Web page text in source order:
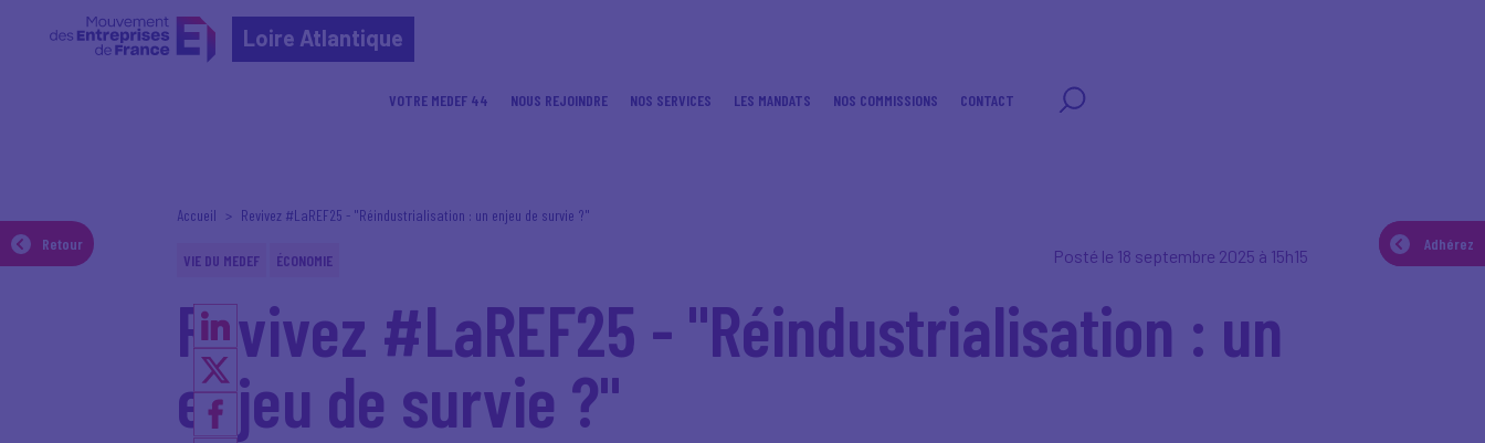
Loire Atlantique
VOTRE MEDEF 44 NOUS REJOINDRE NOS SERVICES LES MANDATS NOS COMMISSIONS CONTACT
Retour Adhérez
Adhérez
Accueil Revivez #LaREF25 - "Réindustrialisation : un enjeu de survie ?"
Posté le 18 septembre 2025 à 15h15
VIE DU MEDEF ÉCONOMIE
Revivez #LaREF25 - "Réindustrialisation : un
enjeu de survie ?"